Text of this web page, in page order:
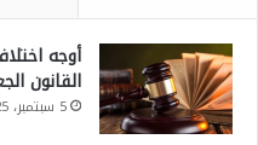
أوجه
القانون
5 سبتمبر، 2025